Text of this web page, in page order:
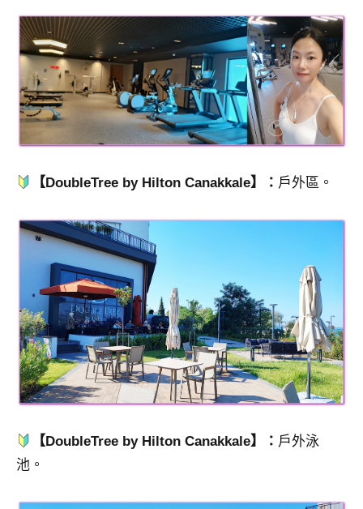
【DoubleTree by Hilton Canakkale】： 戶外區。
【DoubleTree by Hilton Canakkale】： 戶外泳
池。